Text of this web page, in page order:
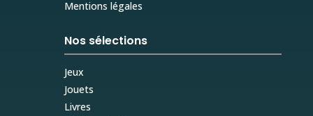
Mentions légales
Nos sélections
Jeux
Jouets
Livres